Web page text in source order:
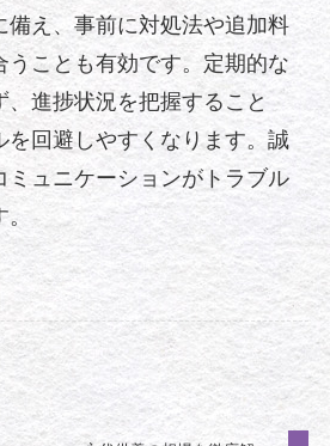
備え、事前に対処法や追加料
うことも有効です。定期的な
進捗状況を把握すること
を回避しやすくなります。誠
ミュニケーションがトラブル